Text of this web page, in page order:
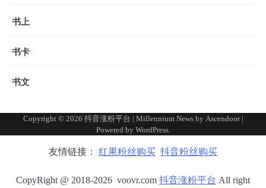
书上
书卡
书文
Copyright © 2026 抖音涨粉平台 | Millennium News by Ascendoor|
Powered by WordPress.
友情链接： 红果粉丝购买 抖音粉丝购买
CopyRight @ 2018-2026 voovr.com 抖音涨粉平台 All right